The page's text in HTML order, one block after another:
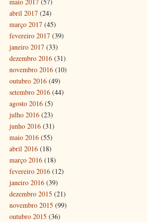
abril 2017 (24)
março 2017 (45)
fevereiro 2017 (39)
janeiro 2017 (33)
dezembro 2016 (31)
novembro 2016 (10)
outubro 2016 (49)
setembro 2016 (44)
agosto 2016 (5)
julho 2016 (23)
junho 2016 (31)
maio 2016 (55)
abril 2016 (18)
março 2016 (18)
fevereiro 2016 (12)
janeiro 2016 (39)
dezembro 2015 (21)
novembro 2015 (99)
outubro 2015 (36)